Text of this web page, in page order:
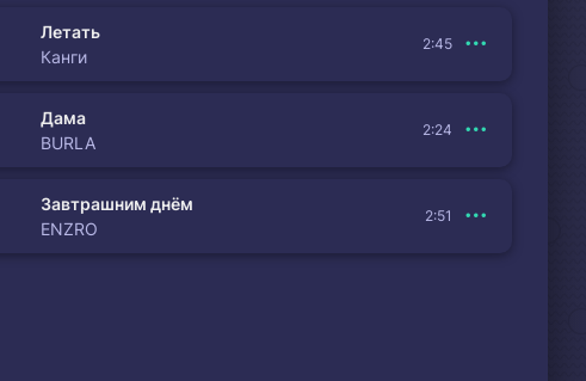
Летать
Канги
2:45
Дама
BURLA
2:24
Завтрашним днём
ENZRO
2:51